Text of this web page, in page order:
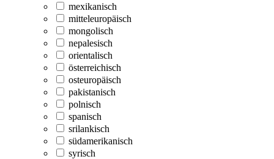
mexikanisch
mitteleuropäisch
mongolisch
nepalesisch
orientalisch
österreichisch
osteuropäisch
pakistanisch
polnisch
spanisch
srilankisch
südamerikanisch
syrisch